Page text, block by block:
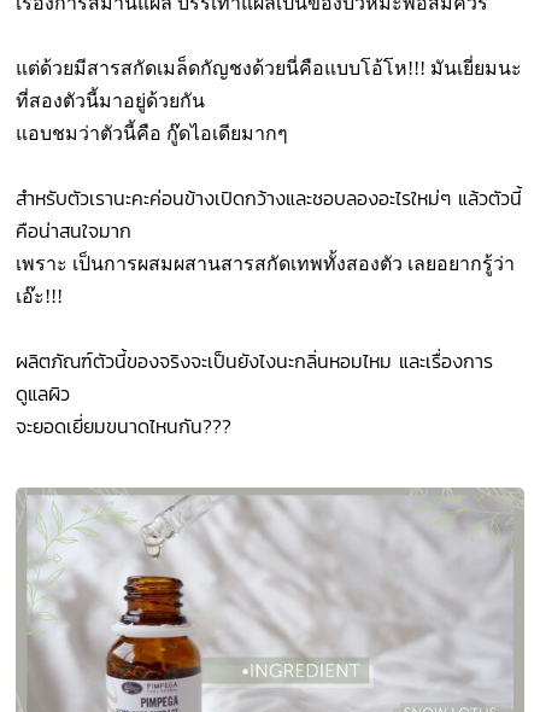
แต่ด้วยมีสารสกัดเมล็ดกัญชงด้วยนี่คือแบบโอ้โห!!! มันเยี่ยมนะ
ที่สองตัวนี้มาอยู่ด้วยกัน
แอบชมว่าตัวนี้คือ กู๊ดไอเดียมากๆ
สำหรับตัวเรานะคะค่อนข้างเปิดกว้างและชอบลองอะไรใหม่ๆ แล้วตัวนี้
คือน่าสนใจมาก
เพราะ เป็นการผสมผสานสารสกัดเทพทั้งสองตัว เลยอยากรู้ว่า
เอ๊ะ!!!
ผลิตภัณฑ์ตัวนี้ของจริงจะเป็นยังไงนะกลิ่นหอมไหม และเรื่องการ
ดูแลผิว
จะยอดเยี่ยมขนาดไหนกัน???